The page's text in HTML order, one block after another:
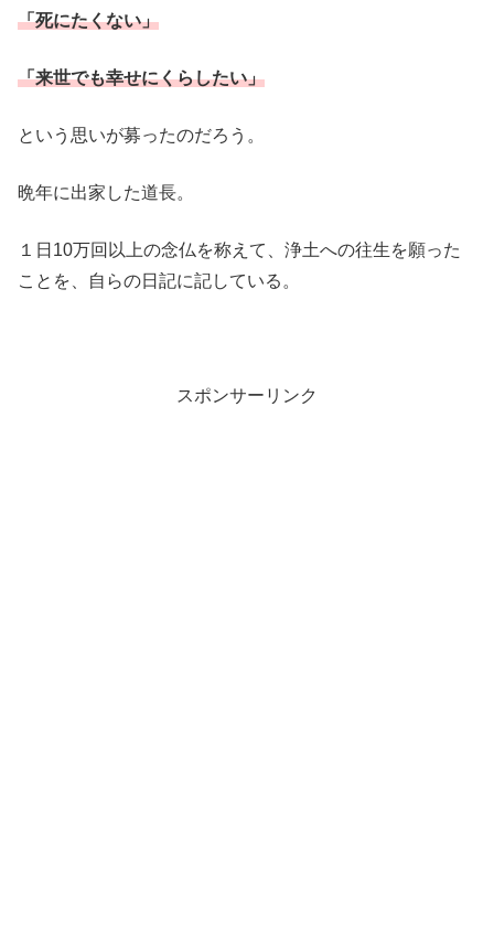
「死にたくない」
「来世でも幸せにくらしたい」
という思いが募ったのだろう。
晩年に出家した道長。
１日10万回以上の念仏を称えて、浄土への往生を願った
ことを、自らの日記に記している。
スポンサーリンク